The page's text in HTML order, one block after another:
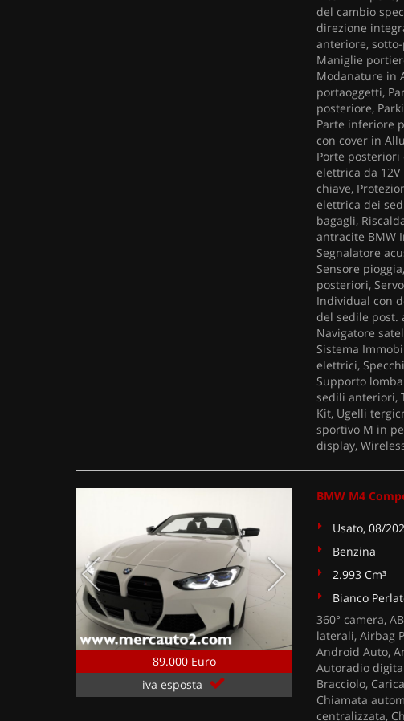
del cambio
direzione
anteriore,
Maniglie
Modanature in
portaoggetti,
posteriore,
Parte inferiore
con cover in
Porte posteriori
elettrica da
chiave,
elettrica dei
bagagli,
antracite BMW
Segnalatore
Sensore
posteriori,
Individual con
del sedile post.
Navigatore
Sistema
elettrici,
Supporto
sedili anteriori,
Kit, Ugelli
sportivo M in
display,
89.000 Euro
iva esposta
BMW M4
Usato, 08/
Benzina
2.993 Cm³
Bianco
360° camera,
laterali, Airbag
Android Auto,
Autoradio
Bracciolo,
Chiamata
centralizzata,